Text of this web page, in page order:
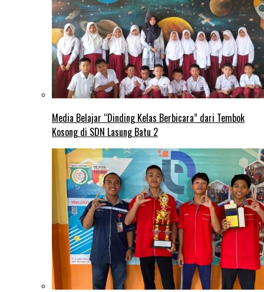
Media Belajar “Dinding Kelas Berbicara” dari Tembok
Kosong di SDN Lasung Batu 2